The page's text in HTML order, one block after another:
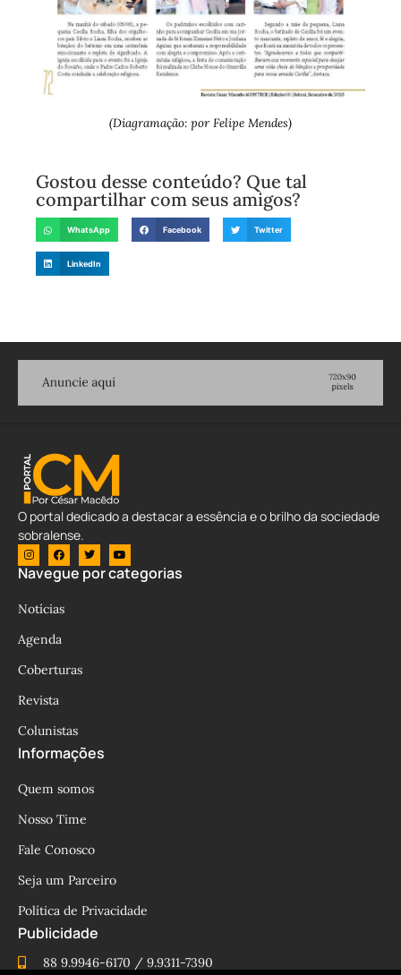
(Diagramação: por Felipe Mendes)
Gostou desse conteúdo? Que tal
compartilhar com seus amigos?
WhatsApp Facebook Twitter
LinkedIn
O portal dedicado a destacar a essência e o brilho da sociedade
sobralense.
Navegue por categorias
Notícias
Agenda
Coberturas
Revista
Colunistas
Informações
Quem somos
Nosso Time
Fale Conosco
Seja um Parceiro
Política de Privacidade
Publicidade
88 9.9946-6170 / 9.9311-7390